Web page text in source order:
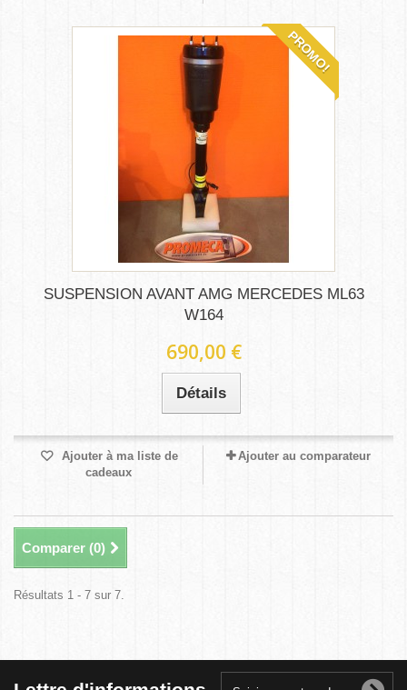
PROMO!
SUSPENSION AVANT AMG MERCEDES ML63
W164
690,00 €
Détails
Ajouter à ma liste de
cadeaux
Ajouter au comparateur
Comparer (0)
Résultats 1 - 7 sur 7.